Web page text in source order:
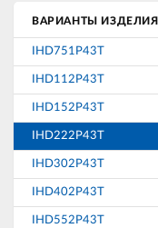
ВАРИАНТЫ ИЗДЕЛИЯ
IHD751P43T
IHD112P43T
IHD152P43T
IHD222P43T
IHD302P43T
IHD402P43T
IHD552P43T